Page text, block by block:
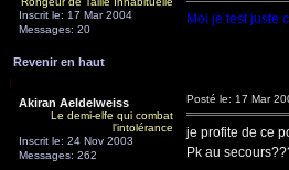
Inscrit le: 17 Mar 2004
Messages: 20
Moi je test juste
Revenir en haut
Akiran Aeldelweiss
Le demi-elfe qui combat
l'intolérance
Inscrit le: 24 Nov 2003
Messages: 262
Posté le: 17 Mar
je profite de ce
Pk au